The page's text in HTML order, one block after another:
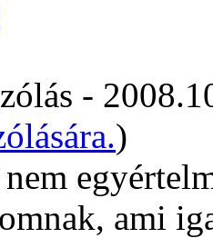
-
)
ami